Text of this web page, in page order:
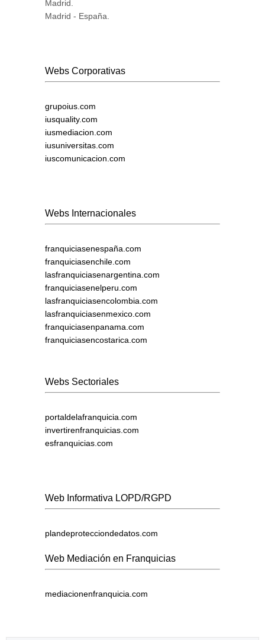
Madrid.
Madrid - España.
Webs Corporativas
grupoius.com
iusquality.com
iusmediacion.com
iusuniversitas.com
iuscomunicacion.com
Webs Internacionales
franquiciasenespaña.com
franquiciasenchile.com
lasfranquiciasenargentina.com
franquiciasenelperu.com
lasfranquiciasencolombia.com
lasfranquiciasenmexico.com
franquiciasenpanama.com
franquiciasencostarica.com
Webs Sectoriales
portaldelafranquicia.com
invertirenfranquicias.com
esfranquicias.com
Web Informativa LOPD/RGPD
plandeprotecciondedatos.com
Web Mediación en Franquicias
mediacionenfranquicia.com